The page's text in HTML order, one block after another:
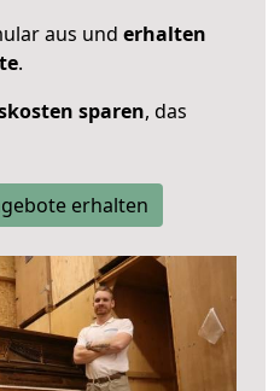
aus und erhalten
.
sparen, das
erhalten